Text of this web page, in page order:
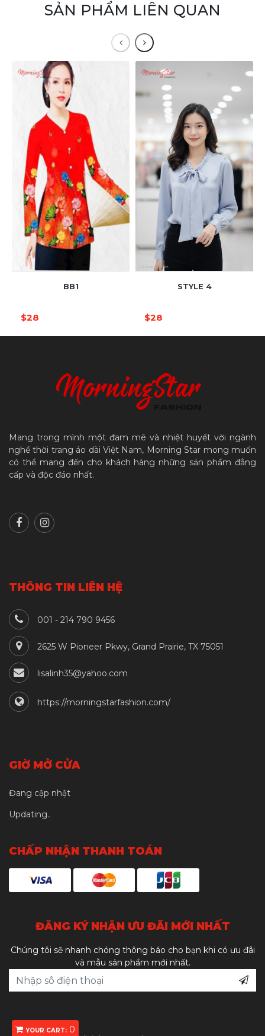
YOUR CART: 0
SẢN PHẨM LIÊN QUAN
BB1
$28
STYLE 4
$28
Mang trong mình một đam mê và nhiệt huyết vời ngành
nghề thời trang áo dài Việt Nam, Morning Star mong muốn
có thể mang đến cho khách hàng những sản phẩm đẳng
cấp và độc đáo nhất.
THÔNG TIN LIÊN HỆ
001 - 214 790 9456
2625 W Pioneer Pkwy, Grand Prairie, TX 75051
lisalinh35@yahoo.com
https://morningstarfashion.com/
GIỜ MỞ CỬA
Đang cập nhật
Updating..
CHẤP NHẬN THANH TOÁN
ĐĂNG KÝ NHẬN ƯU ĐÃI MỚI NHẤT
Chúng tôi sẽ nhanh chóng thông báo cho bạn khi có ưu đãi
và mẫu sản phẩm mới nhất.